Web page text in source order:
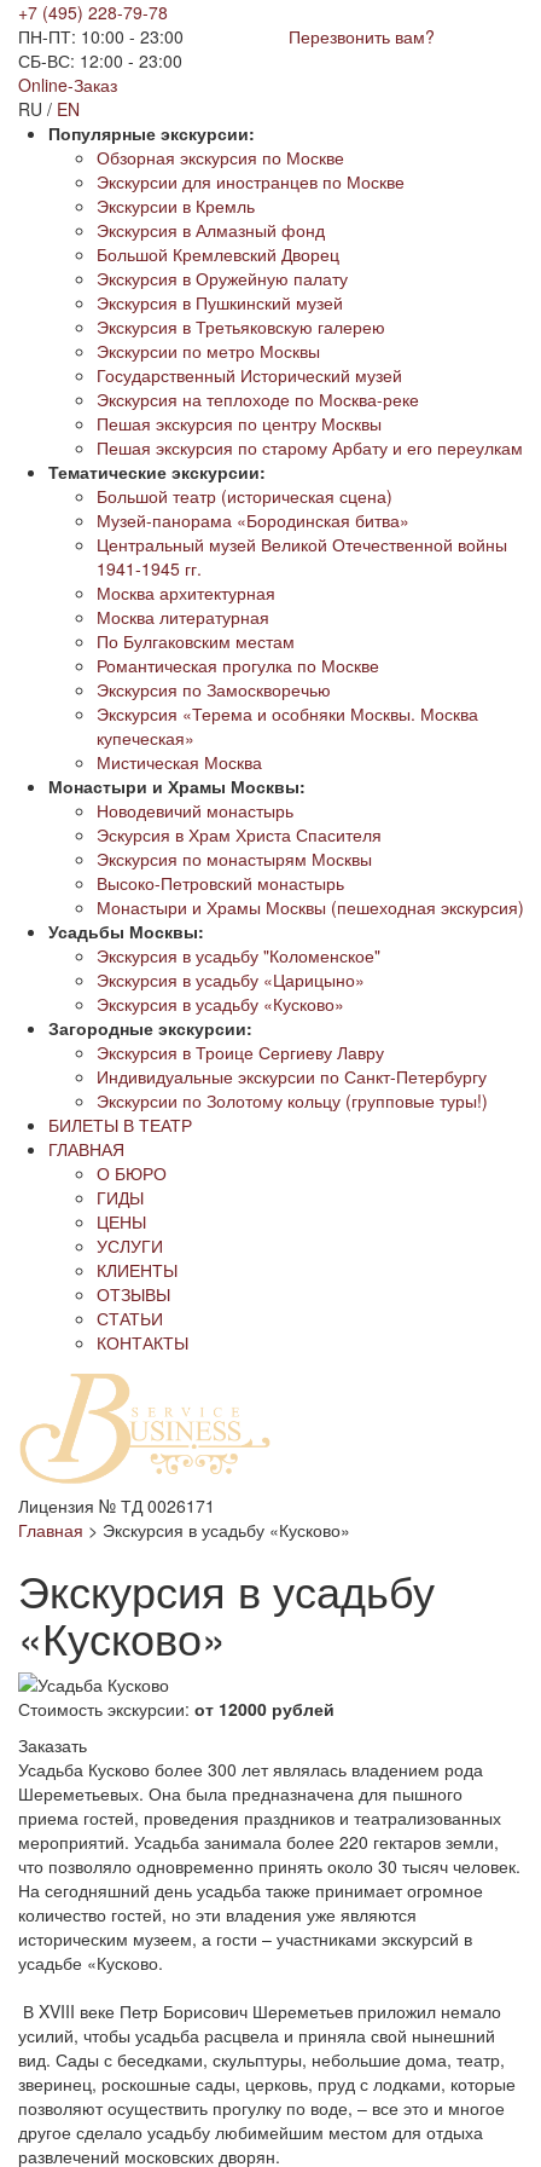
+7 (495) 228-79-78
ПН-ПТ: 10:00 - 23:00
СБ-ВС: 12:00 - 23:00
Перезвонить вам?
Online-Заказ
RU / EN
Популярные экскурсии:
Обзорная экскурсия по Москве
Экскурсии для иностранцев по Москве
Экскурсии в Кремль
Экскурсия в Алмазный фонд
Большой Кремлевский Дворец
Экскурсия в Оружейную палату
Экскурсия в Пушкинский музей
Экскурсия в Третьяковскую галерею
Экскурсии по метро Москвы
Государственный Исторический музей
Экскурсия на теплоходе по Москва-реке
Пешая экскурсия по центру Москвы
Пешая экскурсия по старому Арбату и его переулкам
Тематические экскурсии:
Большой театр (историческая сцена)
Музей-панорама «Бородинская битва»
Центральный музей Великой Отечественной войны
1941-1945 гг.
Москва архитектурная
Москва литературная
По Булгаковским местам
Романтическая прогулка по Москве
Экскурсия по Замоскворечью
Экскурсия «Терема и особняки Москвы. Москва
купеческая»
Мистическая Москва
Монастыри и Храмы Москвы:
Новодевичий монастырь
Эскурсия в Храм Христа Спасителя
Экскурсия по монастырям Москвы
Высоко-Петровский монастырь
Монастыри и Храмы Москвы (пешеходная экскурсия)
Усадьбы Москвы:
Экскурсия в усадьбу "Коломенское"
Экскурсия в усадьбу «Царицыно»
Экскурсия в усадьбу «Кусково»
Загородные экскурсии:
Экскурсия в Троице Сергиеву Лавру
Индивидуальные экскурсии по Санкт-Петербургу
Экскурсии по Золотому кольцу (групповые туры!)
БИЛЕТЫ В ТЕАТР
ГЛАВНАЯ
О БЮРО
ГИДЫ
ЦЕНЫ
УСЛУГИ
КЛИЕНТЫ
ОТЗЫВЫ
СТАТЬИ
КОНТАКТЫ
Лицензия № ТД 0026171
Главная > Экскурсия в усадьбу «Кусково»
Экскурсия в усадьбу
«Кусково»
Стоимость экскурсии: от 12000 рублей
Заказать
Усадьба Кусково более 300 лет являлась владением рода
Шереметьевых. Она была предназначена для пышного
приема гостей, проведения праздников и театрализованных
мероприятий. Усадьба занимала более 220 гектаров земли,
что позволяло одновременно принять около 30 тысяч человек.
На сегодняшний день усадьба также принимает огромное
количество гостей, но эти владения уже являются
историческим музеем, а гости – участниками экскурсий в
усадьбе «Кусково.
В XVIII веке Петр Борисович Шереметьев приложил немало
усилий, чтобы усадьба расцвела и приняла свой нынешний
вид. Сады с беседками, скульптуры, небольшие дома, театр,
зверинец, роскошные сады, церковь, пруд с лодками, которые
позволяют осуществить прогулку по воде, – все это и многое
другое сделало усадьбу любимейшим местом для отдыха
развлечений московских дворян.